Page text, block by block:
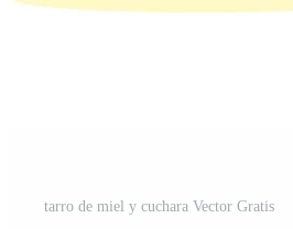
tarro de miel y cuchara Vector Gratis